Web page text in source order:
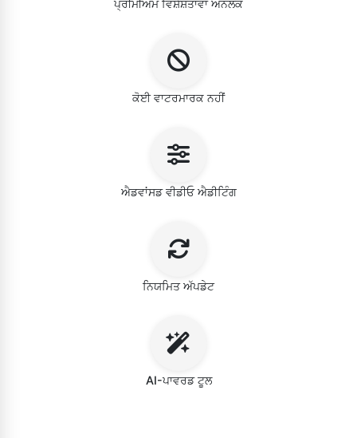
ਪ੍ਰੀਮੀਅਮ ਵਿਸ਼ੇਸ਼ਤਾਵਾਂ ਅਨਲੌਕ
ਕੋਈ ਵਾਟਰਮਾਰਕ ਨਹੀਂ
ਐਡਵਾਂਸਡ ਵੀਡੀਓ ਐਡੀਟਿੰਗ
ਨਿਯਮਿਤ ਅੱਪਡੇਟ
AI-ਪਾਵਰਡ ਟੂਲ